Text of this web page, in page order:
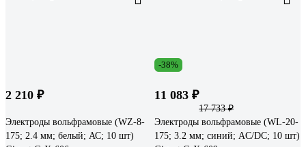
2 210 ₽
Электроды вольфрамовые (WZ-8-
175; 2.4 мм; белый; АС; 10 шт)
-38%
11 083 ₽
17 733 ₽
Электроды вольфрамовые (WL-20-
175; 3.2 мм; синий; AC/DC; 10 шт)